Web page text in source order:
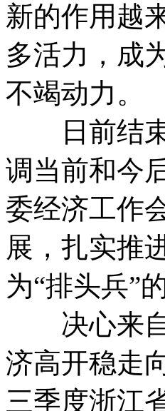
新的作用越
多活力，成
不竭动力。
日前结束
调当前和今
委经济工作
展，扎实推
为“排头兵”
决心来自
济高开稳走
三季度浙江